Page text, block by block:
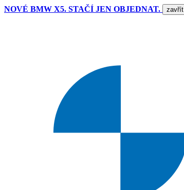
NOVÉ BMW X5. STAČÍ JEN OBJEDNAT. zavřít